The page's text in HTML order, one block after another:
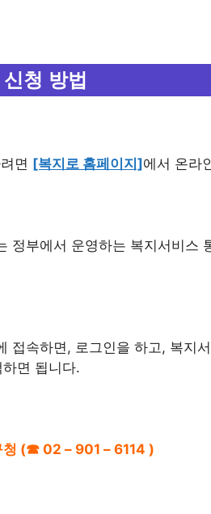
청 방법
면 [복지로 홈페이지]에서 온라
정부에서 운영하는 복지서비스
접속하면, 로그인을 하고, 복지
하면 됩니다.
청 (☎ 02 – 901 – 6114 )